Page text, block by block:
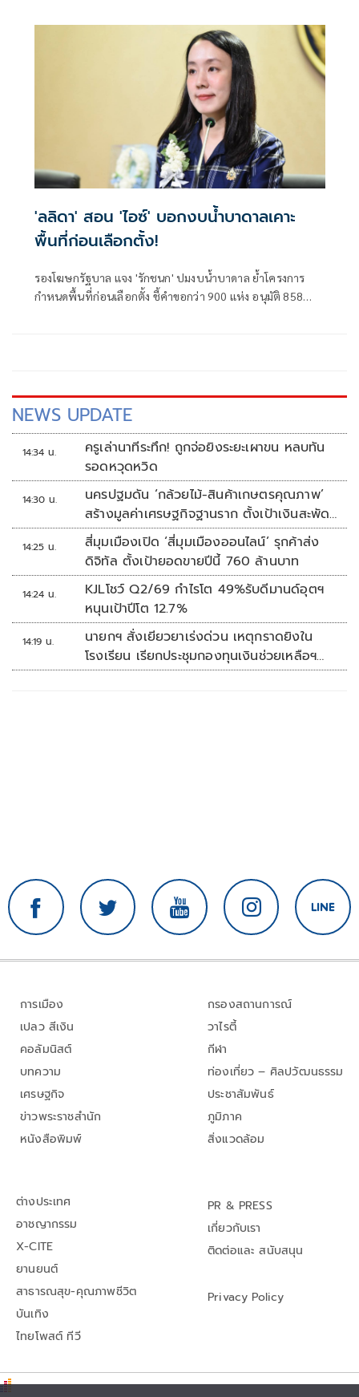
รัดกุมหรือไม่
'ลลิดา' สอน 'ไอซ์' บอกงบน้ำบาดาลเคาะ
พื้นที่ก่อนเลือกตั้ง!
รองโฆษกรัฐบาล แจง 'รักชนก' ปมงบน้ำบาดาล ย้ำโครงการ
กำหนดพื้นที่ก่อนเลือกตั้ง ชี้คำขอกว่า 900 แห่ง อนุมัติ 858
NEWS UPDATE
14:34 น.
ครูเล่านาทีระทึก! ถูกจ่อยิงระยะเผาขน หลบทัน
รอดหวุดหวิด
14:30 น.
นครปฐมดัน ‘กล้วยไม้-สินค้าเกษตรคุณภาพ’
สร้างมูลค่าเศรษฐกิจฐานราก ตั้งเป้าเงินสะพัด
10 ล้านบาท
14:25 น.
สี่มุมเมืองเปิด ‘สี่มุมเมืองออนไลน์’ รุกค้าส่ง
ดิจิทัล ตั้งเป้ายอดขายปีนี้ 760 ล้านบาท
14:24 น.
KJLโชว์ Q2/69 กำไรโต 49%รับดีมานด์อุตฯ
หนุนเป้าปีโต 12.7%
14:19 น.
นายกฯ สั่งเยียวยาเร่งด่วน เหตุกราดยิงใน
โรงเรียน เรียกประชุมกองทุนเงินช่วยเหลือฯ
ทันที
การเมือง
เปลว สีเงิน
คอลัมนิสต์
บทความ
เศรษฐกิจ
ข่าวพระราชสำนัก
หนังสือพิมพ์
กรองสถานการณ์
วาไรตี้
กีฬา
ท่องเที่ยว – ศิลปวัฒนธรรม
ประชาสัมพันธ์
ภูมิภาค
สิ่งแวดล้อม
ต่างประเทศ
อาชญากรรม
X-CITE
ยานยนต์
สาธารณสุข-คุณภาพชีวิต
บันเทิง
ไทยโพสต์ ทีวี
PR & PRESS
เกี่ยวกับเรา
ติดต่อและ สนับสนุน
Privacy Policy